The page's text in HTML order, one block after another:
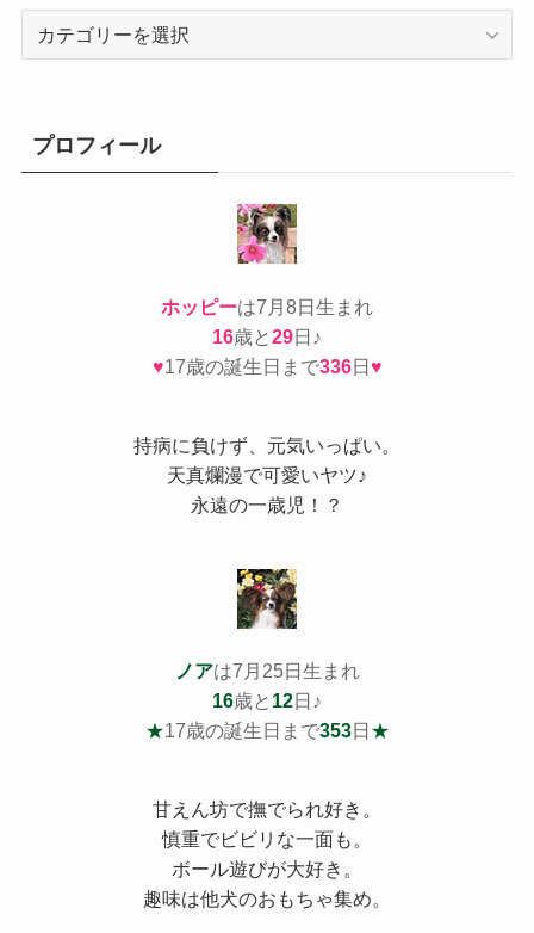
ープロフィール
ホッピーは7月8日生まれ
16歳と29日♪
♥17歳の誕生日まで336日♥
持病に負けず、元気いっぱい。
天真爛漫で可愛いヤツ♪
永遠の一歳児！？
ノアは7月25日生まれ
16歳と 12日♪
★17歳の誕生日まで353日 ★
甘えん坊で撫でられ好き。
慎重でビビリな一面も。
ボール遊びが大好き。
趣味は他犬のおもちゃ集め。